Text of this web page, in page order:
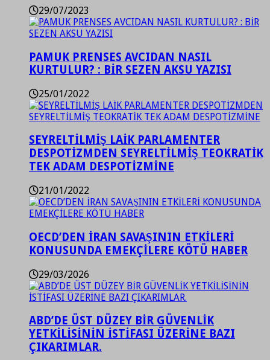
29/07/2023
PAMUK PRENSES AVCIDAN NASIL
KURTULUR? : BİR SEZEN AKSU YAZISI
25/01/2022
SEYRELTİLMİŞ LAİK PARLAMENTER
DESPOTİZMDEN SEYRELTİLMİŞ TEOKRATİK
TEK ADAM DESPOTİZMİNE
21/01/2022
OECD’DEN İRAN SAVAŞININ ETKİLERİ
KONUSUNDA EMEKÇİLERE KÖTÜ HABER
29/03/2026
ABD’DE ÜST DÜZEY BİR GÜVENLİK
YETKİLİSİNİN İSTİFASI ÜZERİNE BAZI
ÇIKARIMLAR.